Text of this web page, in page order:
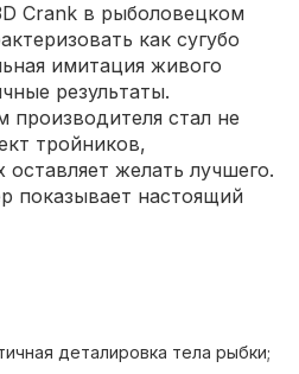
Crank в рыболовецком
как сугубо
имитация живого
результаты.
стал не
тройников,
оставляет желать лучшего.
показывает настоящий
деталировка тела рыбки;